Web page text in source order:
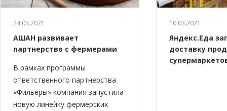
24.03.2021
АШАН развивает
партнерство с фермерами
В рамках программы
ответственного партнерства
«Фильеры» компания запустила
новую линейку фермерских
10.03.2021
Яндекс.Еда
доставку